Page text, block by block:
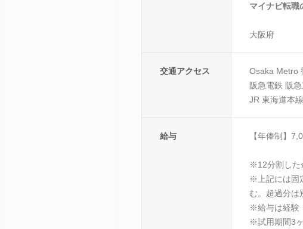
マイナビ転
大阪府
交通アクセス
Osaka Metro
阪急電鉄 阪
JR 東海道本
給与 【年俸制】
※12分割した
※上記には固
む。超過分は
※給与は経験
※試用期間3